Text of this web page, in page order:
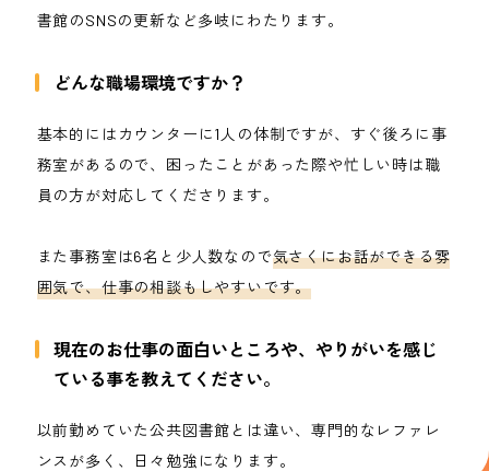
書館のSNSの更新など多岐にわたります。
どんな職場環境ですか？
基本的にはカウンターに1人の体制ですが、すぐ後ろに事
務室があるので、困ったことがあった際や忙しい時は職
員の方が対応してくださります。
また事務室は6名と少人数なので気さくにお話ができる雰
囲気で、仕事の相談もしやすいです。
現在のお仕事の面白いところや、やりがいを感じ
ている事を教えてください。
以前勤めていた公共図書館とは違い、専門的なレファレ
ンスが多く、日々勉強になります。